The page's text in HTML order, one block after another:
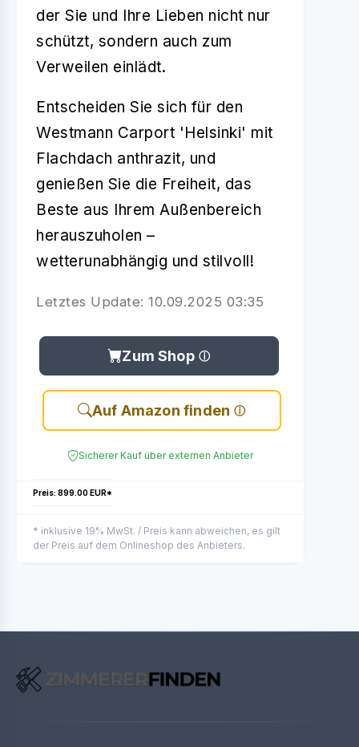
der Sie und Ihre Lieben nicht nur
schützt, sondern auch zum
Verweilen einlädt.
Entscheiden Sie sich für den
Westmann Carport 'Helsinki' mit
Flachdach anthrazit, und
genießen Sie die Freiheit, das
Beste aus Ihrem Außenbereich
herauszuholen –
wetterunabhängig und stilvoll!
Letztes Update: 10.09.2025 03:35
Zum Shop
Auf Amazon finden
Sicherer Kauf über externen Anbieter
Preis: 899.00 EUR*
* inklusive 19% MwSt. / Preis kann abweichen, es gilt
der Preis auf dem Onlineshop des Anbieters.